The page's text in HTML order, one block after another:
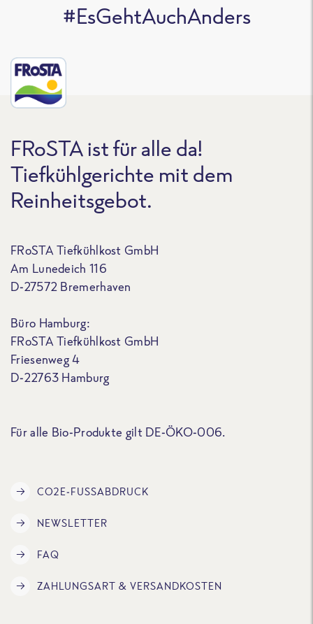
#EsGehtAuchAnders
FRoSTA ist für alle da!
Tiefkühlgerichte mit dem
Reinheitsgebot.
FRoSTA Tiefkühlkost GmbH
Am Lunedeich 116
D-27572 Bremerhaven
Büro Hamburg:
FRoSTA Tiefkühlkost GmbH
Friesenweg 4
D-22763 Hamburg
Für alle Bio-Produkte gilt DE-ÖKO-006.
CO2E-FUSSABDRUCK
NEWSLETTER
FAQ
ZAHLUNGSART & VERSANDKOSTEN